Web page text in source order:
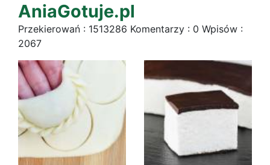
AniaGotuje.pl
Przekierowań : 1513286 Komentarzy : 0 Wpisów :
2067